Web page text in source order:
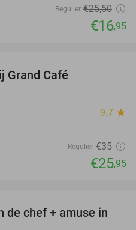
Regulier €25,50
€16,95
Grand Café
9.7 star
Regulier €35
€25,95
34%
de chef + amuse in